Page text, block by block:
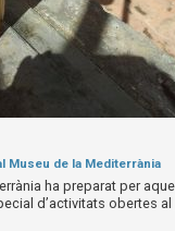
Museu de la Mediterrània
ha preparat per
d’activitats obertes